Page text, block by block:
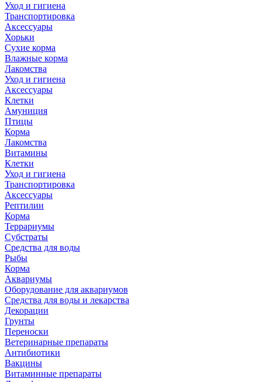
Уход и гигиена
Транспортировка
Аксессуары
Хорьки
Сухие корма
Влажные корма
Лакомства
Уход и гигиена
Аксессуары
Клетки
Амуниция
Птицы
Корма
Лакомства
Витамины
Клетки
Уход и гигиена
Транспортировка
Аксессуары
Рептилии
Корма
Террариумы
Субстраты
Средства для воды
Рыбы
Корма
Аквариумы
Оборудование для аквариумов
Средства для воды и лекарства
Декорации
Грунты
Переноски
Ветеринарные препараты
Антибиотики
Вакцины
Витаминные препараты